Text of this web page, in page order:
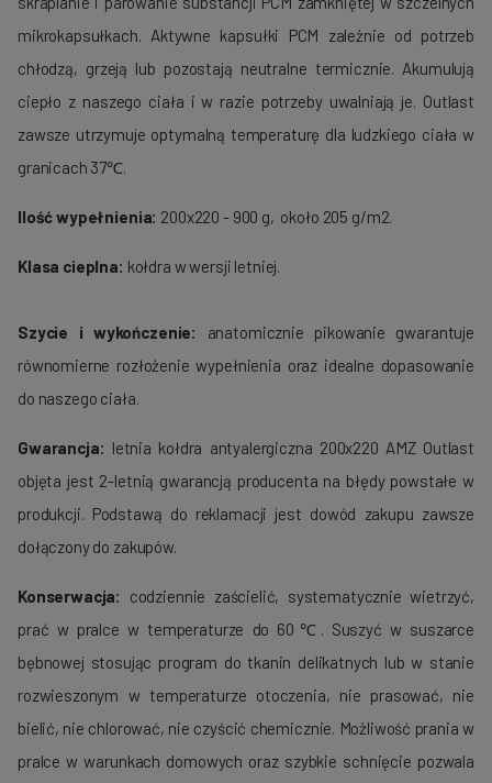
mikrokapsułkach. Aktywne kapsułki PCM zależnie od potrzeb
chłodzą, grzeją lub pozostają neutralne termicznie. Akumulują
ciepło z naszego ciała i w razie potrzeby uwalniają je. Outlast
zawsze utrzymuje optymalną temperaturę dla ludzkiego ciała w
granicach 37℃.
Ilość wypełnienia: 200x220 - 900 g, około 205 g/m2.
Klasa cieplna: kołdra w wersji letniej.
Szycie i wykończenie: anatomicznie
pikowanie gwarantuje
równomierne rozłożenie wypełnienia oraz idealne dopasowanie
do naszego ciała.
Gwarancja: letnia kołdra antyalergiczna 200x220 AMZ Outlast
objęta jest 2-letnią gwarancją producenta na błędy powstałe w
produkcji. Podstawą do reklamacji jest dowód zakupu zawsze
dołączony do zakupów.
Konserwacja: codziennie zaścielić, systematycznie wietrzyć,
prać w pralce w temperaturze do 60℃. Suszyć w suszarce
bębnowej stosując program do tkanin delikatnych lub w stanie
rozwieszonym w temperaturze otoczenia, nie prasować, nie
bielić, nie chlorować, nie czyścić chemicznie. Możliwość prania w
pralce w warunkach domowych oraz szybkie schnięcie pozwala